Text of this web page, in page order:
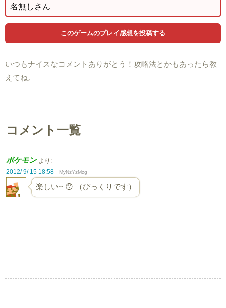
いつもナイスなコメントありがとう！攻略法とかもあったら教
えてね。
コメント一覧
ポケモン より:
2012/ 9/ 15 18:58
MyNzYzMzg
楽しい~ 😯 （びっくりです）